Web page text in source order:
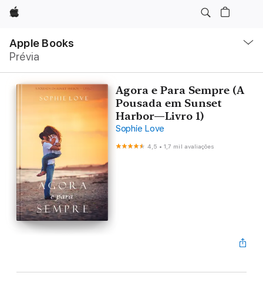
Apple
Apple Books
Prévia
Nav
Abrir
menu
Agora e Para Sempre (A
Pousada em Sunset
Harbor—Livro 1)
Sophie Love
4,5 •1,7 mil avaliações